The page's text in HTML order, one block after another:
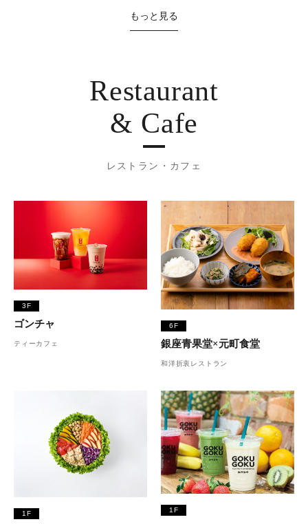
もっと見る
Restaurant
& Cafe
レストラン・カフェ
3F
ゴンチャ
ティーカフェ
6F
銀座青果堂×元町食堂
和洋折衷レストラン
1F 1F